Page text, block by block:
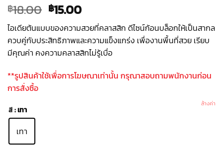
฿18.00 Original
was:
฿18.00.
฿15.00Current
price
is:
฿15.00.
ไอเดียต้นแบบของความสวยที่คลาสสิก ดีไซน์ก้อนบล็อกให้เป็นสากล
ควบคู่กับประสิทธิภาพและความแข็งแกร่ง เพื่องานพื้นที่สวย เรียบ
มีคุณค่า คงความคลาสสิกไม่รู้เบื่อ
**รูปสินค้าใช้เพื่อการโฆษณาเท่านั้น กรุณาสอบถามพนักงานก่อน
การสั่งซื้อ
สี : เทา
เทา
ล้างค่า